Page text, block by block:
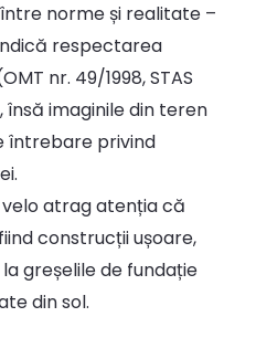
norme și realitate –
respectarea
nr. 49/1998, STAS
însă imaginile din teren
întrebare privind
atrag atenția că
construcții ușoare,
greșelile de fundație
din sol.